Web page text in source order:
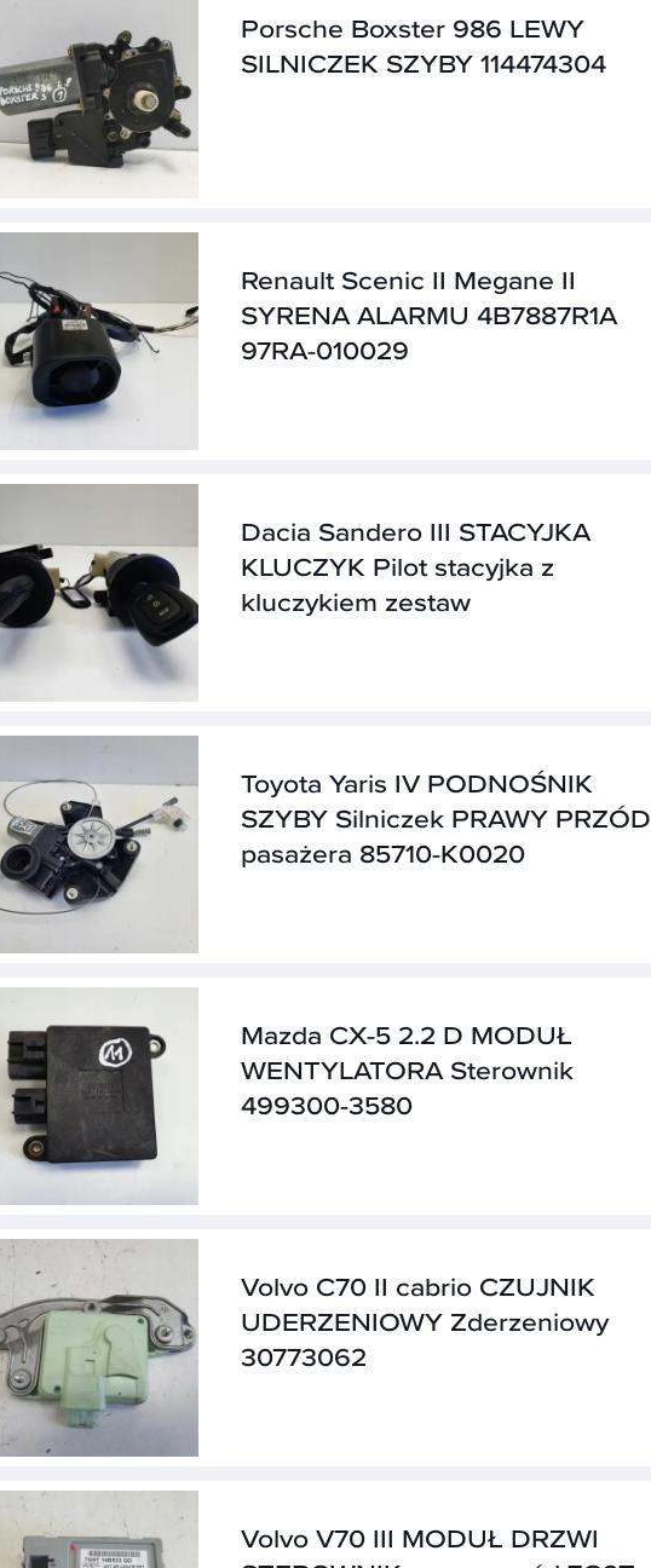
Porsche Boxster 986 LEWY
SILNICZEK SZYBY 114474304
Renault Scenic II Megane II
SYRENA ALARMU 4B7887R1A
97RA-010029
Dacia Sandero III STACYJKA
KLUCZYK Pilot stacyjka z
kluczykiem zestaw
Toyota Yaris IV PODNOŚNIK
SZYBY Silniczek PRAWY PRZÓD
pasażera 85710-K0020
Mazda CX-5 2.2 D MODUŁ
WENTYLATORA Sterownik
499300-3580
Volvo C70 II cabrio CZUJNIK
UDERZENIOWY Zderzeniowy
30773062
Volvo V70 III MODUŁ DRZWI